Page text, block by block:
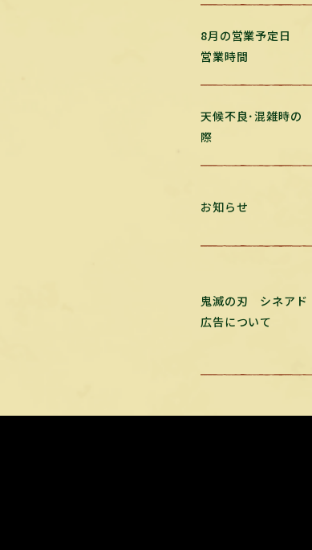
8月の営業予定日
営業時間
天候不良･混雑時の
際
お知らせ
鬼滅の刃 シネアド
広告について